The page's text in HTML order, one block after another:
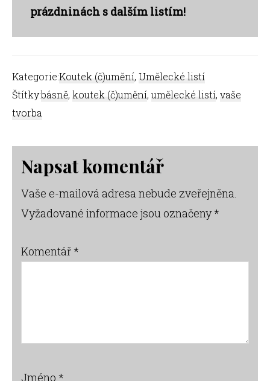
prázdninách s dalším listím!
Kategorie:Koutek (č)umění, Umělecké listí
Štítky:básně, koutek (č)umění, umělecké listí, vaše
tvorba
Reader
Interactions
Napsat komentář
Vaše e-mailová adresa nebude zveřejněna.
Vyžadované informace jsou označeny*
Komentář*
Jméno *